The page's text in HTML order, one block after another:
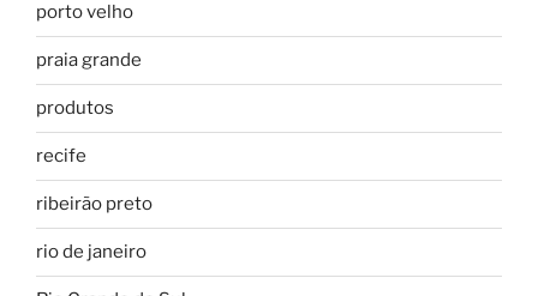
porto velho
praia grande
produtos
recife
ribeirão preto
rio de janeiro